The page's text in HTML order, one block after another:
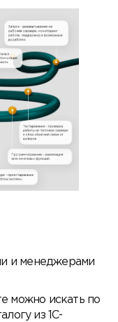
и менеджерами
можно искать по
из 1С-